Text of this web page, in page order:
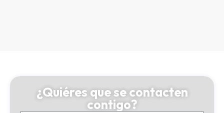
¿Quiéres que se contacten
contigo?